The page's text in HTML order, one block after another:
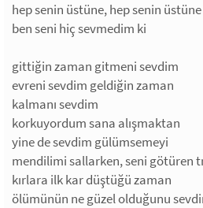
hep senin üstüne, hep senin üstüne
ben seni hiç sevmedim ki
gittiğin zaman gitmeni sevdim
evreni sevdim geldiğin zaman
kalmanı sevdim
korkuyordum sana alışmaktan
yine de sevdim gülümsemeyi
mendilimi sallarken, seni götüren
kırlara ilk kar düştüğü zaman
ölümünün ne güzel olduğunu